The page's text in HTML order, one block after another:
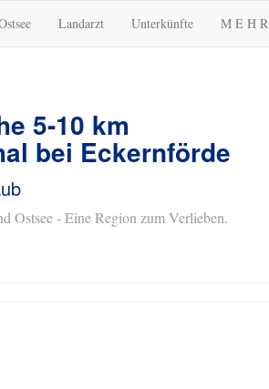
Landarzt Unterkünfte M E H R
5-10 km
bei Eckernförde
Ostsee - Eine Region zum Verlieben.